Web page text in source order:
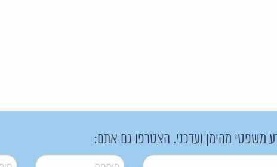
משפטי מהימן ועדכני. הצטרפו גם אתם:
סיסמה*